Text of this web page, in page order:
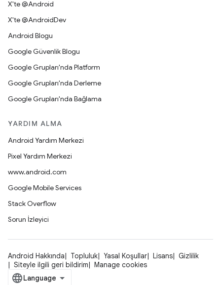
X'te @Android
X'te @AndroidDev
Android Blogu
Google Güvenlik Blogu
Google Grupları'nda Platform
Google Grupları'nda Derleme
Google Grupları'nda Bağlama
YARDIM ALMA
Android Yardım Merkezi
Pixel Yardım Merkezi
www.android.com
Google Mobile Services
Stack Overflow
Sorun İzleyici
Android Hakkında Topluluk Yasal Koşullar Lisans
Gizlilik
Siteyle ilgili geri bildirim
Manage cookies